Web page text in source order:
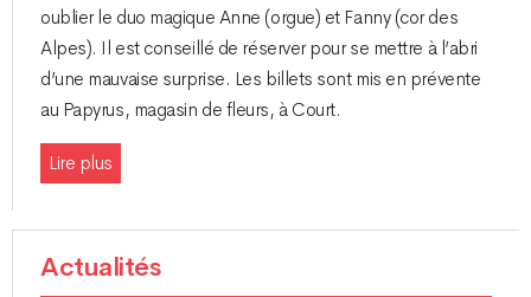
oublier le duo magique Anne (orgue) et Fanny (cor des
Alpes). Il est conseillé de réserver pour se mettre à l’abri
d’une mauvaise surprise. Les billets sont mis en prévente
au Papyrus, magasin de fleurs, à Court.
Lire plus
Actualités